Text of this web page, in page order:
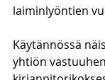
laiminlyöntien
Käytännössä
yhtiön